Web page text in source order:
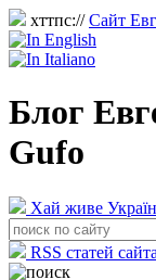
хттпс://Сайт
Блог
Gufo
Хай живе
RSS статей сайта